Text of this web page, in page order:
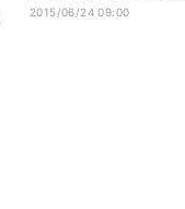
2015/06/24 09:00